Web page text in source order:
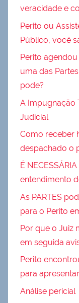
veracidade e
Perito ou
Público, você
Perito
uma das
pode?
A Impugnação
Judicial
Como receber
despachado o
É
entendimento
As PARTES
para o Perito
Por que o Juiz
em seguida
Perito
para
Análise pericial